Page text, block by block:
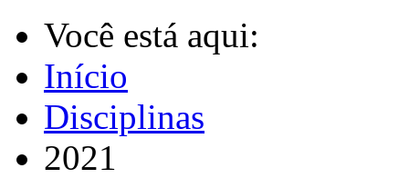
Você está aqui:
Início
Disciplinas
2021